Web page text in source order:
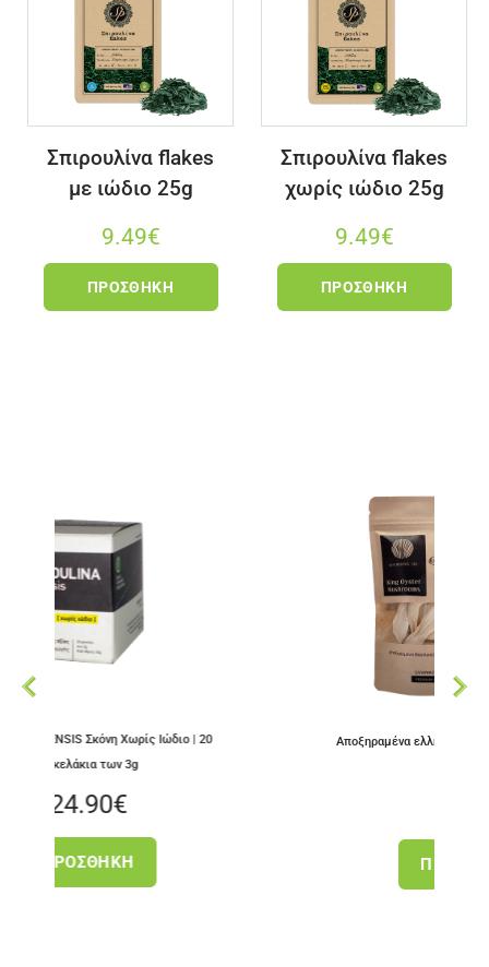
Σπιρουλίνα flakes
με ιώδιο 25g
9.49€
ΠΡΟΣΘΉΚΗ
Σπιρουλίνα flakes
χωρίς ιώδιο 25g
9.49€
ΠΡΟΣΘΉΚΗ
Χωρίς Ιώδιο | 20
Αποξηραμένα ελληνικά King Oyster
ΠΡΟΣΘΉΚΗ